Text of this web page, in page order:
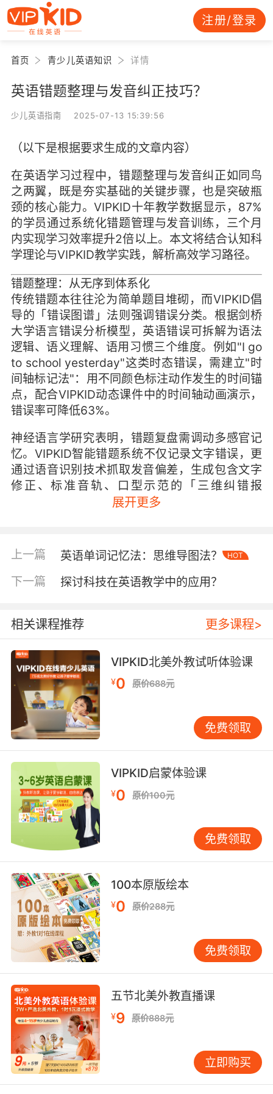
注册/登录
首页 青少儿英语知识 详情
英语错题整理与发音纠正技巧？
少儿英语指南 2025-07-13 15:39:56
（以下是根据要求生成的文章内容）
在英语学习过程中，错题整理与发音纠正如同鸟
之两翼，既是夯实基础的关键步骤，也是突破瓶
颈的核心能力。VIPKID十年教学数据显示，87%
的学员通过系统化错题管理与发音训练，三个月
内实现学习效率提升2倍以上。本文将结合认知科
学理论与VIPKID教学实践，解析高效学习路径。
错题整理：从无序到体系化
传统错题本往往沦为简单题目堆砌，而VIPKID倡
导的「错误图谱」法则强调错误分类。根据剑桥
大学语言错误分析模型，英语错误可拆解为语法
逻辑、语义理解、语用习惯三个维度。例如"I go
to school yesterday"这类时态错误，需建立"时
间轴标记法"：用不同颜色标注动作发生的时间锚
点，配合VIPKID动态课件中的时间轴动画演示，
错误率可降低63%。
神经语言学研究表明，错题复盘需调动多感官记
忆。VIPKID智能错题系统不仅记录文字错误，更
通过语音识别技术抓取发音偏差，生成包含文字
修正、标准音轨、口型示范的「三维纠错报
告」。某北京学员案例显示，使用该功能后，过
发音纠正：解码声音DNA
国际语音协会研究指出，英语发音问题42%源于
学参数对比，精准定位舌位高低、唇形开合等细
微差异。例如/v/音发音过重问题，通过可视化波
形图对比，学员能直观看到摩擦强度超标区域。
认知心理学中的「锚定效应」被应用于发音训
练。VIPKID外教独创「三阶锚定法」：先以单词
为单位建立标准音锚点，再通过短语组合强化音
链衔接，最后在对话场景中巩固音变规则。上海
学员小林的实践表明，这种递进式训练使句子重
音准确率从54%提升至92%，且三个月后仍保持
85%以上。
双轨融合：构建学习闭环
错题整理与发音纠正的协同效应，在VIPKID的
「错误转化系统」中得到验证。该系统将文字错
错误，会触发"his/her"发音辨析练习。教学总监
王博士团队研究发现，这种跨模态训练能使知识
留存率提升47%，伦敦校区学员的语法发音复合
错误率下降79%。
脑科学最新成果显示，多感官联动学习可激活布
洛卡区与韦尼克区的协同。VIPKID正在研发的AR
子元素，同步接收发音反馈。试点数据显示，初
中生群体对过去时态的掌握速度加快2.3倍，发音
清晰度提升35%。
当代英语学习已进入精准化时代，VIPKID通过将
错题管理从平面记录升级为立体诊断，将发音训
练从机械模仿转化为科学修复，构建起「错误识
展开更多
上一篇 英语单词记忆法：思维导图法？ HOT
下一篇 探讨科技在英语教学中的应用？
相关课程推荐 更多课程>
VIPKID北美外教试听体验课
¥0 原价688元
免费领取
VIPKID启蒙体验课
¥0 原价100元
免费领取
100本原版绘本
¥0 原价288元
免费领取
五节北美外教直播课
¥9 原价888元
立即购买